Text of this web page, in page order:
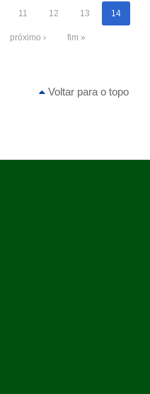
11 12 13 14
próximo › fim »
Voltar para o topo